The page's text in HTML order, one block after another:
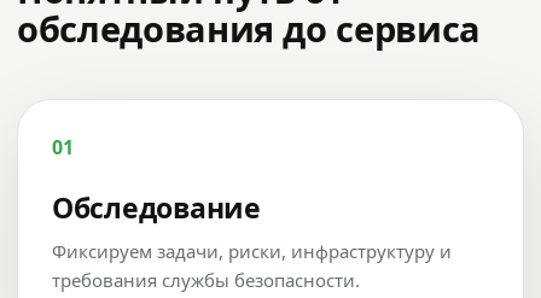
обследования до сервиса
01
Обследование
Фиксируем задачи, риски, инфраструктуру и
требования службы безопасности.